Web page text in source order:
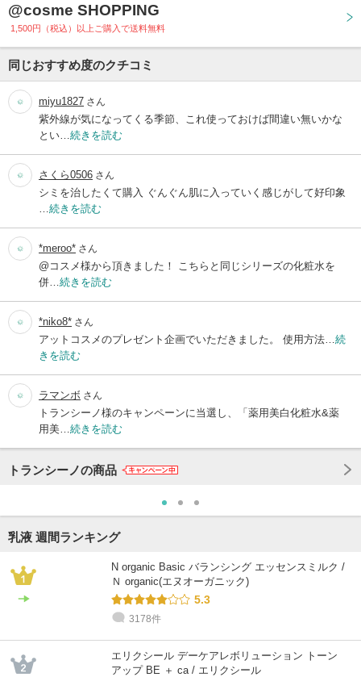
@cosme SHOPPING
1,500円（税込）以上ご購入で送料無料
同じおすすめ度のクチコミ
miyu1827 さん
紫外線が気になってくる季節、これ使っておけば間違い無いかな
とい… 続きを読む
さくら0506 さん
シミを治したくて購入 ぐんぐん肌に入っていく感じがして好印象
続きを読む
*meroo* さん
@コスメ様から頂きました！ こちらと同じシリーズの化粧水を
併… 続きを読む
*niko8* さん
アットコスメのプレゼント企画でいただきました。 使用方法… 続
きを読む
ラマンボ さん
トランシーノ様のキャンペーンに当選し、「薬用美白化粧水&薬
用美… 続きを読む
トランシーノの商品
乳液 週間ランキング
N organic Basic バランシング エッセンスミルク /
Ｎ organic(エヌオーガニック)
5.3
3178件
エリクシール デーケアレボリューション トーン
アップ BE ＋ ca / エリクシール